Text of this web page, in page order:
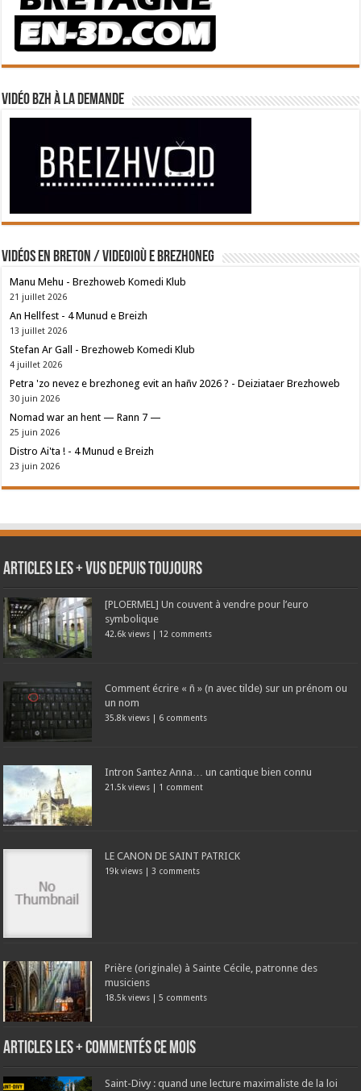
Vidéo BZH à la demande
Vidéos en breton / Videoioù e brezhoneg
Manu Mehu - Brezhoweb Komedi Klub
21 juillet 2026
An Hellfest - 4 Munud e Breizh
13 juillet 2026
Stefan Ar Gall - Brezhoweb Komedi Klub
4 juillet 2026
Petra 'zo nevez e brezhoneg evit an hañv 2026 ? - Deiziataer Brezhoweb
30 juin 2026
Nomad war an hent — Rann 7 —
25 juin 2026
Distro Ai'ta ! - 4 Munud e Breizh
23 juin 2026
Articles les + vus depuis toujours
[PLOERMEL] Un couvent à vendre pour l’euro
symbolique
42.6k views | 12 comments
Comment écrire « ñ » (n avec tilde) sur un prénom ou
un nom
35.8k views | 6 comments
Intron Santez Anna… un cantique bien connu
21.5k views | 1 comment
LE CANON DE SAINT PATRICK
19k views | 3 comments
Prière (originale) à Sainte Cécile, patronne des
musiciens
18.5k views |5 comments
Articles les + commentés ce mois
Saint-Divy : quand une lecture maximaliste de la loi